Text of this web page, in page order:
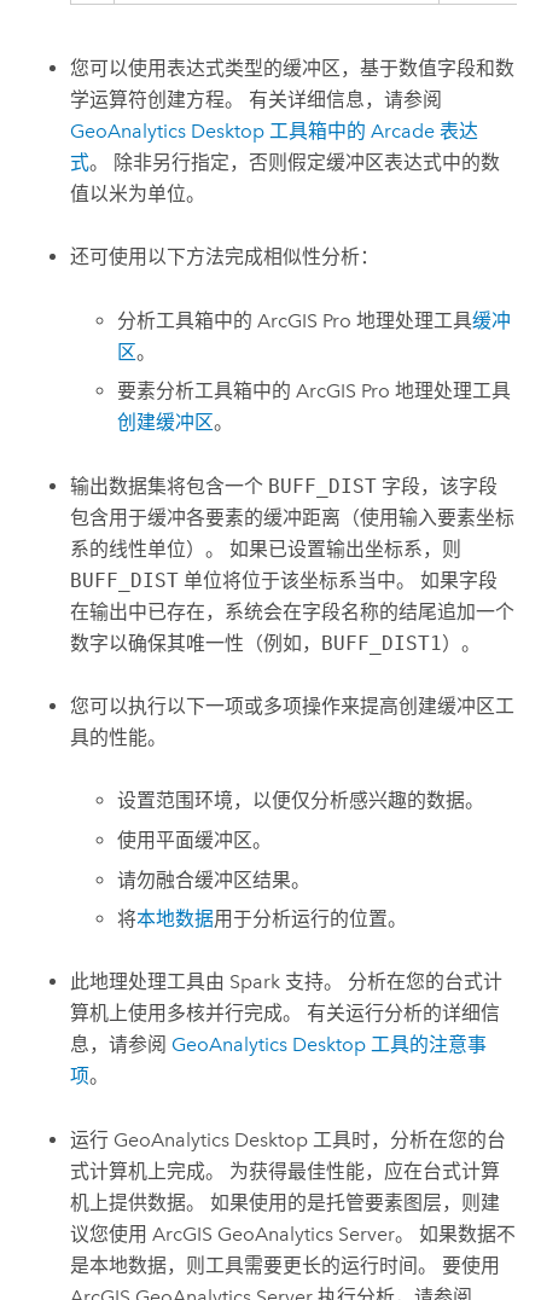
您可以使用表达式类型的缓冲区，基于数值字段和数
学运算符创建方程。 有关详细信息，请参阅
GeoAnalytics Desktop 工具箱中的Arcade 表达
式。 除非另行指定，否则假定缓冲区表达式中的数
值以米为单位。
还可使用以下方法完成相似性分析：
分析工具箱中的ArcGIS Pro 地理处理工具缓冲
区。
要素分析工具箱中的ArcGIS Pro 地理处理工具
创建缓冲区。
输出数据集将包含一个 BUFF_DIST 字段，该字段
包含用于缓冲各要素的缓冲距离（使用输入要素坐标
系的线性单位）。 如果已设置输出坐标系，则
BUFF_DIST 单位将位于该坐标系当中。 如果字段
在输出中已存在，系统会在字段名称的结尾追加一个
数字以确保其唯一性（例如， BUFF_DIST1 ）。
您可以执行以下一项或多项操作来提高创建缓冲区工
具的性能。
设置范围环境，以便仅分析感兴趣的数据。
使用平面缓冲区。
请勿融合缓冲区结果。
将本地数据用于分析运行的位置。
此地理处理工具由 Spark 支持。 分析在您的台式计
算机上使用多核并行完成。 有关运行分析的详细信
息，请参阅 GeoAnalytics Desktop 工具的注意事
项。
运行 GeoAnalytics Desktop 工具时，分析在您的台
式计算机上完成。 为获得最佳性能，应在台式计算
机上提供数据。 如果使用的是托管要素图层，则建
议您使用ArcGIS GeoAnalytics Server。 如果数据不
是本地数据，则工具需要更长的运行时间。 要使用